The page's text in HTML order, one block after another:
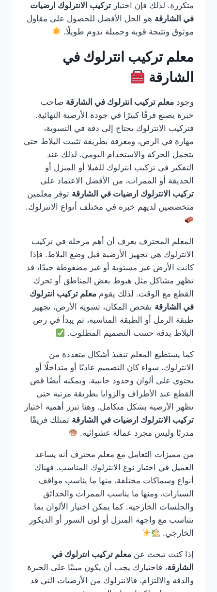
متكررة. لذلك فإن اختيار تركيب الانترلوك ارضيات
في الشارقة هو الحل الأفضل للحصول على مقاول
موثوق ونتيجة قوية وجميلة تدوم طويلًا.
معلم تركيب انترلوك في
الشارقة
وجود معلم تركيب انترلوك في الشارقة صاحب
خبرة يصنع فرقًا كبيرًا في جودة الأرضية النهائية.
فتركيب الانترلوك يحتاج إلى دقة في التسوية،
مهارة في الرص، ومعرفة بطريقة تثبيت البلاط حتى
يتحمل الحركة والاستخدام اليومي. لذلك عند
التفكير في تركيب انترلوك للفيلا أو المنزل أو
الحديقة أو الممرات، من الأفضل الاعتماد على
تركيب الانترلوك ارضيات في الشارقة توفر معلمين
متخصصين لديهم خبرة في مختلف أنواع الانترلوك.
المعلم المحترف يعرف أن أهم مرحلة في تركيب
الانترلوك هي تجهيز الأرضية قبل وضع البلاط. فإذا
كانت الأرض غير مستوية أو غير مضغوطة جيدًا، قد
تظهر مشاكل مثل هبوط بعض المناطق أو تحرك
القطع مع الوقت. لذلك يقوم معلم تركيب انترلوك
في الشارقة بفحص المكان، تسوية الأرض، تجهيز
طبقة الرمل أو الطبقة المناسبة، ثم يبدأ في رص
البلاط بدقة حسب التصميم المطلوب.
كما يستطيع المعلم تنفيذ أشكال متعددة من
الانترلوك، سواء كان التصميم عاديًا أو متداخلًا أو
يحتوي على ألوان وحدود جانبية. ويمكنه أيضًا قص
القطع عند الأطراف والزوايا بطريقة مرتبة حتى
تظهر الأرضية بشكل متكامل. وهنا تبرز أهمية اختيار
تركيب الانترلوك ارضيات في الشارقة تمتلك فريقًا
مدربًا وليس مجرد عمالة عشوائية.
من مميزات التعامل مع معلم محترف أنه يساعد
العميل في اختيار نوع الانترلوك المناسب. فهناك
أنواع وسماكات مختلفة، منها ما يناسب مواقف
السيارات، ومنها ما يناسب الممرات والحدائق
والجلسات الخارجية. كما يمكن اختيار الألوان بما
يتناسب مع واجهة المنزل أو لون السور أو الديكور
الخارجي.
إذا كنت تبحث عن معلم تركيب انترلوك في
الشارقة، فاختيارك يجب أن يكون مبنيًا على الخبرة
والدقة والالتزام. فالانترلوك من الأرضيات التي قد